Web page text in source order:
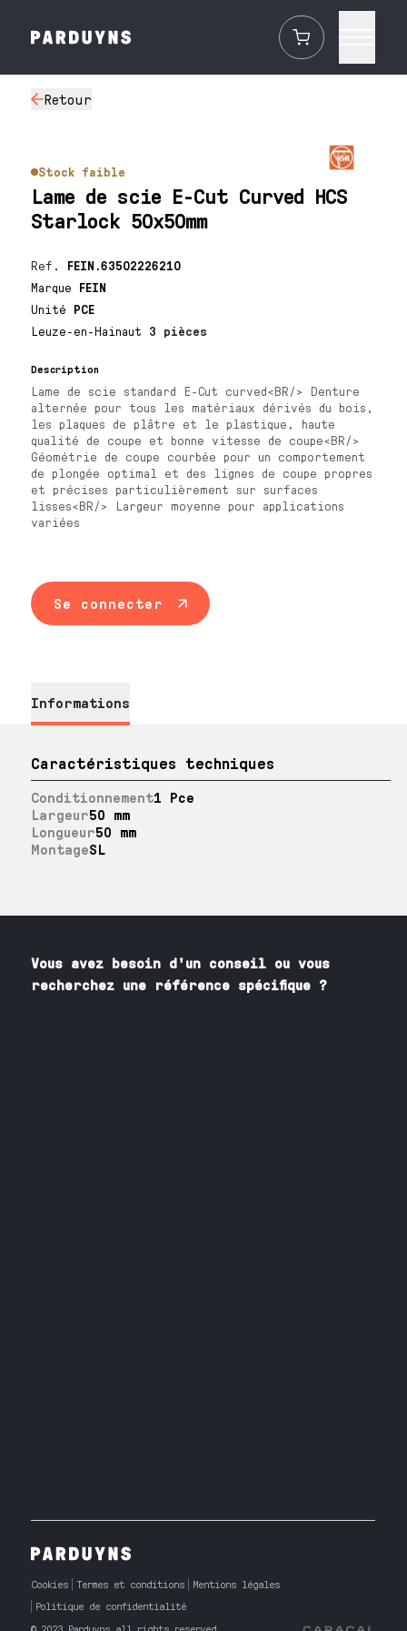
Retour
Stock faible
Lame de scie E-Cut Curved HCS
Starlock 50x50mm
Ref. FEIN.63502226210
Marque FEIN
Unité PCE
Leuze-en-Hainaut 3 pièces
Description
Lame de scie standard E-Cut curved<BR/> Denture
alternée pour tous les matériaux dérivés du bois,
les plaques de plâtre et le plastique, haute
qualité de coupe et bonne vitesse de coupe<BR/>
Géométrie de coupe courbée pour un comportement
de plongée optimal et des lignes de coupe propres
et précises particulièrement sur surfaces
lisses<BR/> Largeur moyenne pour applications
variées
Se connecter
Informations
Caractéristiques techniques
Conditionnement1 Pce
Largeur50 mm
Longueur50 mm
MontageSL
Vous avez besoin d'un conseil ou vous
recherchez une référence spécifique ?
Cookies Termes et conditions
Mentions légales
Politique de confidentialité